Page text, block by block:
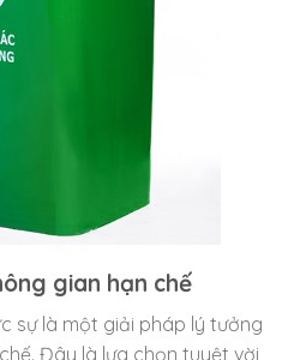
gian hạn chế
sự là một giải pháp lý tưởng
Đây là lựa chọn tuyệt vời